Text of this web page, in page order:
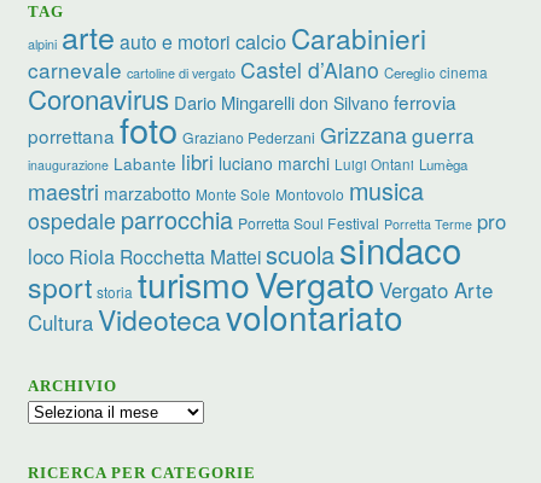
TAG
alpini arte auto e motori calcio Carabinieri
carnevale cartoline di vergato Castel d’Aiano Cereglio cinema
Coronavirus Dario Mingarelli don Silvano ferrovia
porrettana foto Graziano Pederzani Grizzanaguerra
inaugurazione Labante libri luciano marchi Luigi Ontani Lumèga
maestri marzabotto Monte Sole Montovolo musica
ospedale parrocchia Porretta Soul Festival Porretta Terme pro
loco Riola Rocchetta Matteiscuolasindaco
sport storia turismoVergato Vergato Arte
CulturaVideotecavolontariato
ARCHIVIO
Archivio
RICERCA PER CATEGORIE